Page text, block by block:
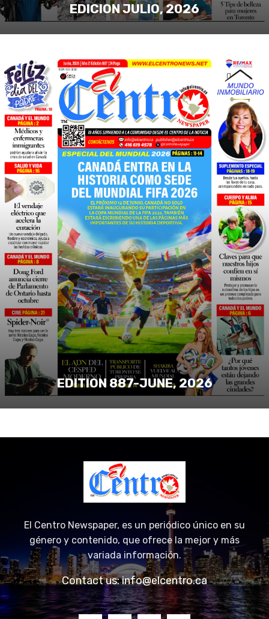
EDICION JULIO, 2026
EDITION 887-JUNE, 2026
El Centro Newspaper, es un periódico único en su
género y contenido, que ofrece la mejor y más
variada información.
Contact us:info@elcentro.ca